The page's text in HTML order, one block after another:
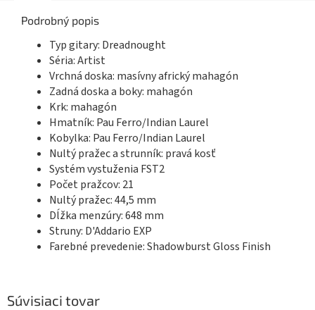
Podrobný popis
Typ gitary: Dreadnought
Séria: Artist
Vrchná doska: masívny africký mahagón
Zadná doska a boky: mahagón
Krk: mahagón
Hmatník: Pau Ferro/Indian Laurel
Kobylka: Pau Ferro/Indian Laurel
Nultý pražec a strunník: pravá kosť
Systém vystuženia FST2
Počet pražcov: 21
Nultý pražec: 44,5 mm
Dĺžka menzúry: 648 mm
Struny: D'Addario EXP
Farebné prevedenie: Shadowburst Gloss Finish
Súvisiaci tovar